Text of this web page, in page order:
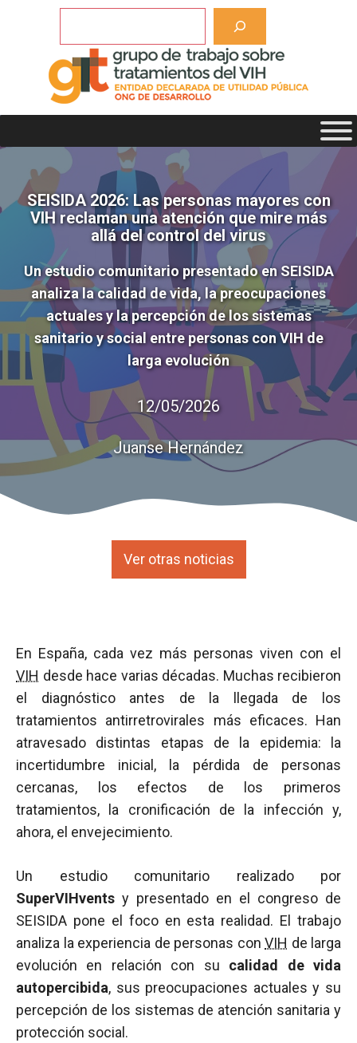
SEISIDA 2026: Las personas mayores con
VIH reclaman una atención que mire más
allá del control del virus
Un estudio comunitario presentado en SEISIDA
analiza la calidad de vida, la preocupaciones
actuales y la percepción de los sistemas
sanitario y social entre personas con VIH de
larga evolución
12/05/2026
Juanse Hernández
Ver otras noticias
En España, cada vez más personas viven con el
VIH desde hace varias décadas. Muchas recibieron
el diagnóstico antes de la llegada de los
tratamientos antirretrovirales más eficaces. Han
atravesado distintas etapas de la epidemia: la
incertidumbre inicial, la pérdida de personas
cercanas, los efectos de los primeros
tratamientos, la cronificación de la infección y,
ahora, el envejecimiento.
Un estudio comunitario realizado por
SuperVIHvents y presentado en el congreso de
SEISIDA pone el foco en esta realidad. El trabajo
analiza la experiencia de personas con VIH de larga
evolución en relación con su calidad de vida
autopercibida, sus preocupaciones actuales y su
percepción de los sistemas de atención sanitaria y
protección social.